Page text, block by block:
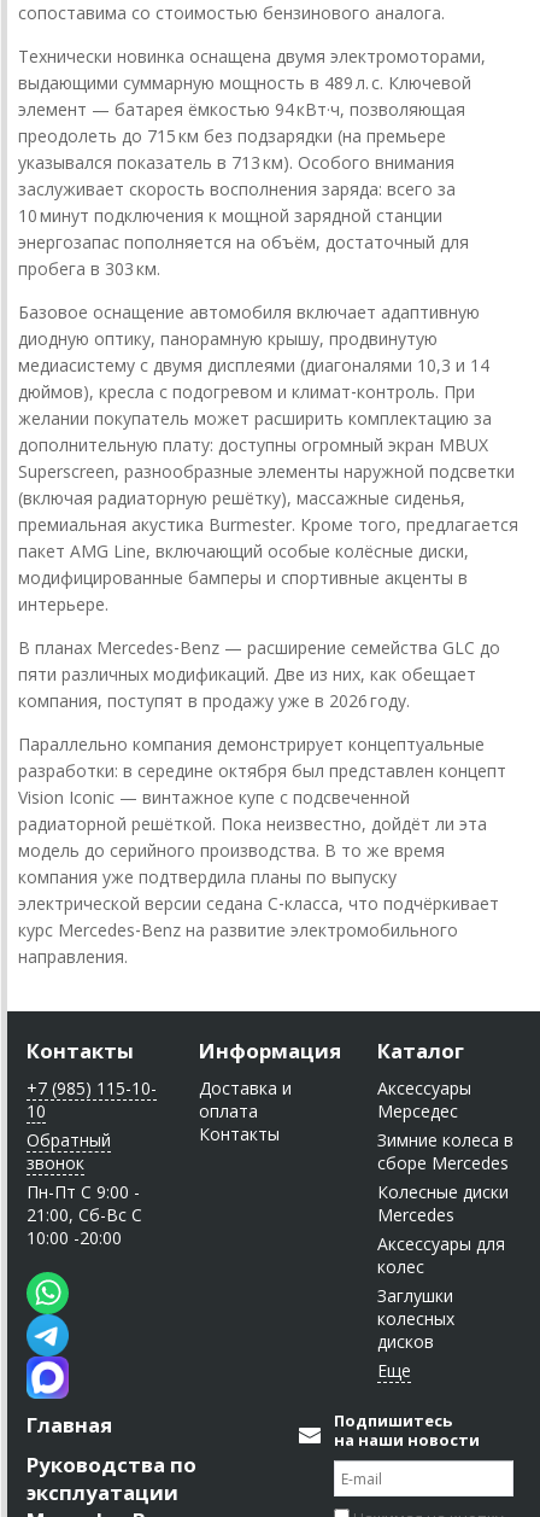
сопоставима со стоимостью бензинового аналога.
Технически новинка оснащена двумя электромоторами,
выдающими суммарную мощность в 489 л. с. Ключевой
элемент — батарея ёмкостью 94 кВт·ч, позволяющая
преодолеть до 715 км без подзарядки (на премьере
указывался показатель в 713 км). Особого внимания
заслуживает скорость восполнения заряда: всего за
10 минут подключения к мощной зарядной станции
энергозапас пополняется на объём, достаточный для
пробега в 303 км.
Базовое оснащение автомобиля включает адаптивную
диодную оптику, панорамную крышу, продвинутую
медиасистему с двумя дисплеями (диагоналями 10,3 и 14
дюймов), кресла с подогревом и климат‑контроль. При
желании покупатель может расширить комплектацию за
дополнительную плату: доступны огромный экран MBUX
Superscreen, разнообразные элементы наружной подсветки
(включая радиаторную решётку), массажные сиденья,
премиальная акустика Burmester. Кроме того, предлагается
пакет AMG Line, включающий особые колёсные диски,
модифицированные бамперы и спортивные акценты в
интерьере.
В планах Mercedes‑Benz — расширение семейства GLC до
пяти различных модификаций. Две из них, как обещает
компания, поступят в продажу уже в 2026 году.
Параллельно компания демонстрирует концептуальные
разработки: в середине октября был представлен концепт
Vision Iconic — винтажное купе с подсвеченной
радиаторной решёткой. Пока неизвестно, дойдёт ли эта
модель до серийного производства. В то же время
компания уже подтвердила планы по выпуску
электрической версии седана C‑класса, что подчёркивает
курс Mercedes‑Benz на развитие электромобильного
направления.
Контакты
+7 (985) 115-10-
10
Обратный
звонок
Пн-Пт C 9:00 -
21:00, Сб-Вс С
10:00 -20:00
Информация
Доставка и
оплата
Контакты
Каталог
Аксессуары
Мерседес
Зимние колеса в
сборе Mercedes
Колесные диски
Mercedes
Аксессуары для
колес
Заглушки
колесных
дисков
Главная
Руководства по
эксплуатации
Подпишитесь
на наши новости